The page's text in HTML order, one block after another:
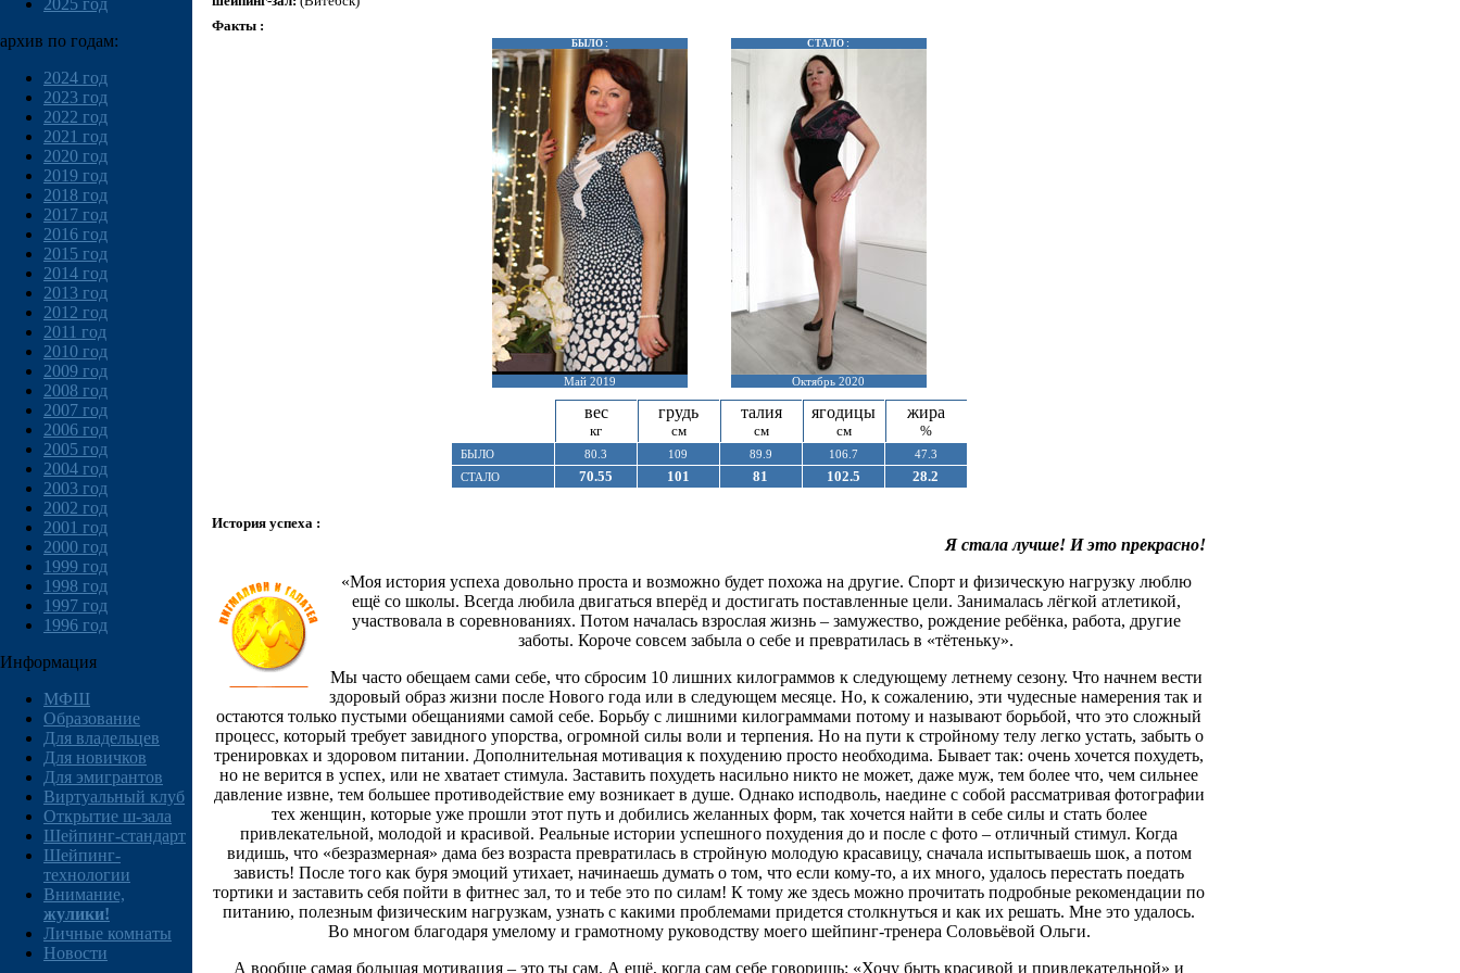
2025 год
архив по годам:
2024 год
2023 год
2022 год
2021 год
2020 год
2019 год
2018 год
2017 год
2016 год
2015 год
2014 год
2013 год
2012 год
2011 год
2010 год
2009 год
2008 год
2007 год
2006 год
2005 год
2004 год
2003 год
2002 год
2001 год
2000 год
1999 год
1998 год
1997 год
1996 год
Информация
МФШ
Образование
Для владельцев
Для новичков
Для эмигрантов
Виртуальный клуб
Открытие ш-зала
Шейпинг-стандарт
Шейпинг-
технологии
Внимание,
жулики!
Личные комнаты
Новости
Факты :
БЫЛО :
Май 2019
СТАЛО :
Октябрь 2020
вес
кг
грудь
см
талия
см
ягодицы
см
жира
%
БЫЛО 80.3 109 89.9 106.7
47.3
СТАЛО
70.55 101 81 102.5 28.2
История успеха :
Я стала лучше! И это прекрасно!
«Моя история успеха довольно проста и возможно будет похожа на другие. Спорт и физическую нагрузку люблю
ещё со школы. Всегда любила двигаться вперёд и достигать поставленные цели. Занималась лёгкой атлетикой,
участвовала в соревнованиях. Потом началась взрослая жизнь – замужество, рождение ребёнка, работа, другие
заботы. Короче совсем забыла о себе и превратилась в «тётеньку».
Мы часто обещаем сами себе, что сбросим 10 лишних килограммов к следующему летнему сезону. Что начнем вести
здоровый образ жизни после Нового года или в следующем месяце. Но, к сожалению, эти чудесные намерения так и
остаются только пустыми обещаниями самой себе. Борьбу с лишними килограммами потому и называют борьбой, что это сложный
процесс, который требует завидного упорства, огромной силы воли и терпения. Но на пути к стройному телу легко устать, забыть о
тренировках и здоровом питании. Дополнительная мотивация к похудению просто необходима. Бывает так: очень хочется похудеть,
но не верится в успех, или не хватает стимула. Заставить похудеть насильно никто не может, даже муж, тем более что, чем сильнее
давление извне, тем большее противодействие ему возникает в душе. Однако исподволь, наедине с собой рассматривая фотографии
тех женщин, которые уже прошли этот путь и добились желанных форм, так хочется найти в себе силы и стать более
привлекательной, молодой и красивой. Реальные истории успешного похудения до и после с фото – отличный стимул. Когда
видишь, что «безразмерная» дама без возраста превратилась в стройную молодую красавицу, сначала испытываешь шок, а потом
зависть! После того как буря эмоций утихает, начинаешь думать о том, что если кому-то, а их много, удалось перестать поедать
тортики и заставить себя пойти в фитнес зал, то и тебе это по силам! К тому же здесь можно прочитать подробные рекомендации по
питанию, полезным физическим нагрузкам, узнать с какими проблемами придется столкнуться и как их решать. Мне это удалось.
Во многом благодаря умелому и грамотному руководству моего шейпинг-тренера Соловьёвой Ольги.
А вообще самая большая мотивация – это ты сам. А ещё, когда сам себе говоришь: «Хочу быть красивой и привлекательной» и